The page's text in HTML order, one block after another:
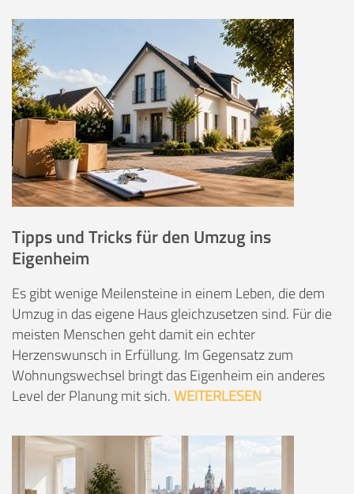
Tipps und Tricks für den Umzug ins
Eigenheim
Es gibt wenige Meilensteine in einem Leben, die dem
Umzug in das eigene Haus gleichzusetzen sind. Für die
meisten Menschen geht damit ein echter
Herzenswunsch in Erfüllung. Im Gegensatz zum
Wohnungswechsel bringt das Eigenheim ein anderes
Level der Planung mit sich.WEITERLESEN